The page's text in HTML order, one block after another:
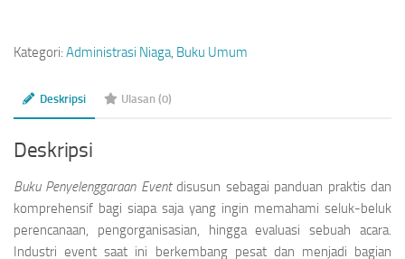
Kategori: Administrasi Niaga, Buku Umum
Deskripsi Ulasan (0)
Deskripsi
Buku Penyelenggaraan Eventdisusun sebagai panduan praktis dan
komprehensif bagi siapa saja yang ingin memahami seluk-beluk
perencanaan, pengorganisasian, hingga evaluasi sebuah acara.
Industri event saat ini berkembang pesat dan menjadi bagian